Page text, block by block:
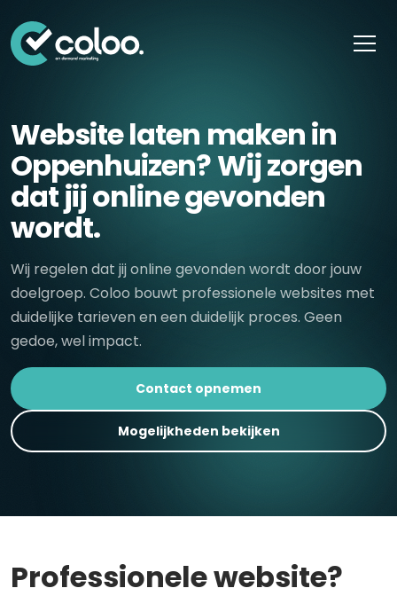
Website laten maken in
Oppenhuizen? Wij zorgen
dat jij online gevonden
wordt.
Wij regelen dat jij online gevonden wordt door jouw
doelgroep. Coloo bouwt professionele websites met
duidelijke tarieven en een duidelijk proces. Geen
gedoe, wel impact.
Contact opnemen
Mogelijkheden bekijken
Professionele website?